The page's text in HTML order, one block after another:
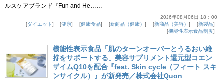
ルスケアブランド『Fun and He……
2026年08月06日 18：00
ダイエット
健康 健康食品 新商品（健康） 新商品（美容）
新製品
機能性表示食品制度
機能性表示食品「肌のターンオーバーとうるおい維
持をサポートする」美容サプリメント還元型コエン
ザイムQ10を配合『feat. Skin cycle（フィート スキ
ンサイクル）』が新発売／株式会社Quon